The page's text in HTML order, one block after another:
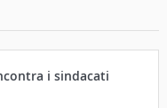
i sindacati